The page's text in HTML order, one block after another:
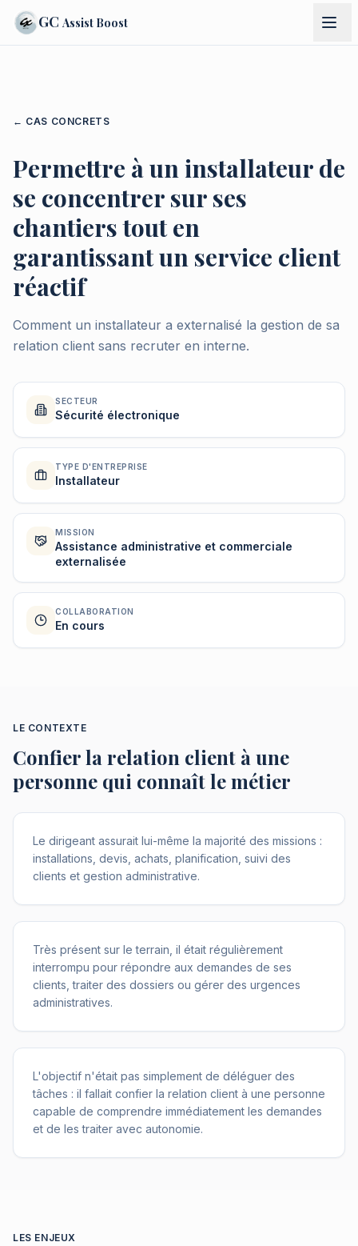
GC Assist Boost
← CAS CONCRETS
Permettre à un installateur de
se concentrer sur ses
chantiers tout en
garantissant un service client
réactif
Comment un installateur a externalisé la gestion de sa
relation client sans recruter en interne.
SECTEUR
Sécurité électronique
TYPE D'ENTREPRISE
Installateur
MISSION
Assistance administrative et commerciale
externalisée
COLLABORATION
En cours
LE CONTEXTE
Confier la relation client à une
personne qui connaît le métier
Le dirigeant assurait lui-même la majorité des missions :
installations, devis, achats, planification, suivi des
clients et gestion administrative.
Très présent sur le terrain, il était régulièrement
interrompu pour répondre aux demandes de ses
clients, traiter des dossiers ou gérer des urgences
administratives.
L'objectif n'était pas simplement de déléguer des
tâches : il fallait confier la relation client à une personne
capable de comprendre immédiatement les demandes
et de les traiter avec autonomie.
LES ENJEUX